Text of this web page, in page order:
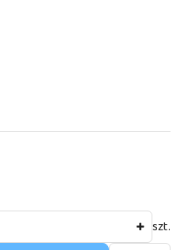
szt.